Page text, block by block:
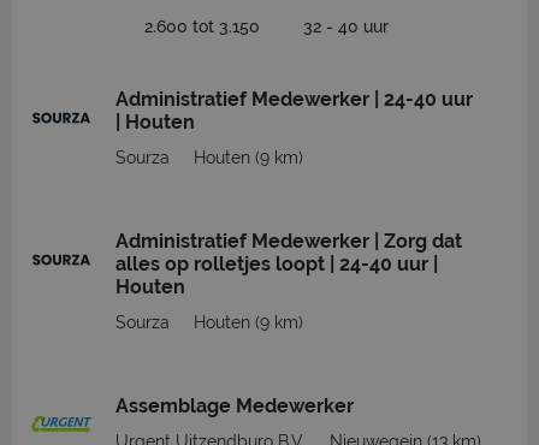
2.600 tot 3.150 32 - 40 uur
Administratief Medewerker | 24-40 uur
| Houten
Sourza Houten (9 km)
Administratief Medewerker | Zorg dat
alles op rolletjes loopt | 24-40 uur |
Houten
Sourza Houten (9 km)
Assemblage Medewerker